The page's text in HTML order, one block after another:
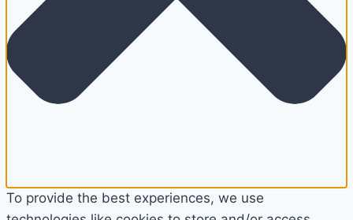
To provide the best experiences, we use